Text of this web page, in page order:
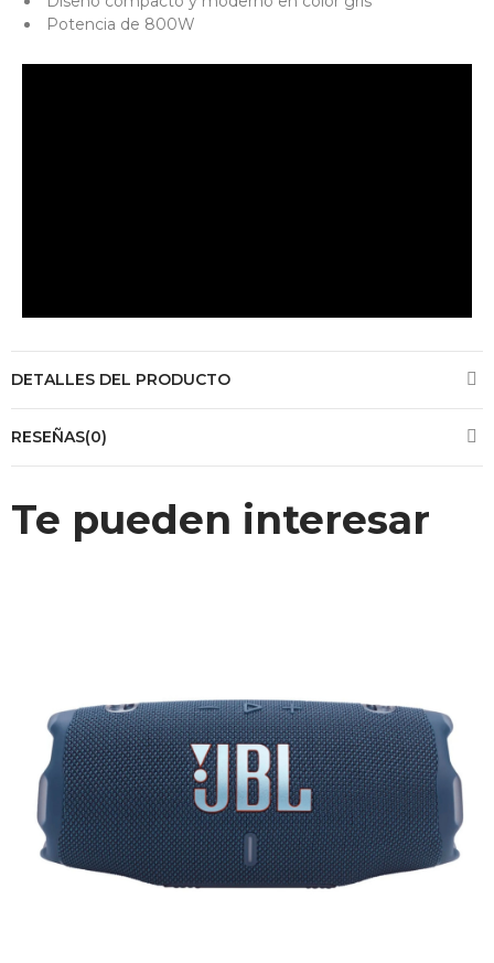
Potencia de 800W
DETALLES DEL PRODUCTO
RESEÑAS(0)
Te pueden interesar